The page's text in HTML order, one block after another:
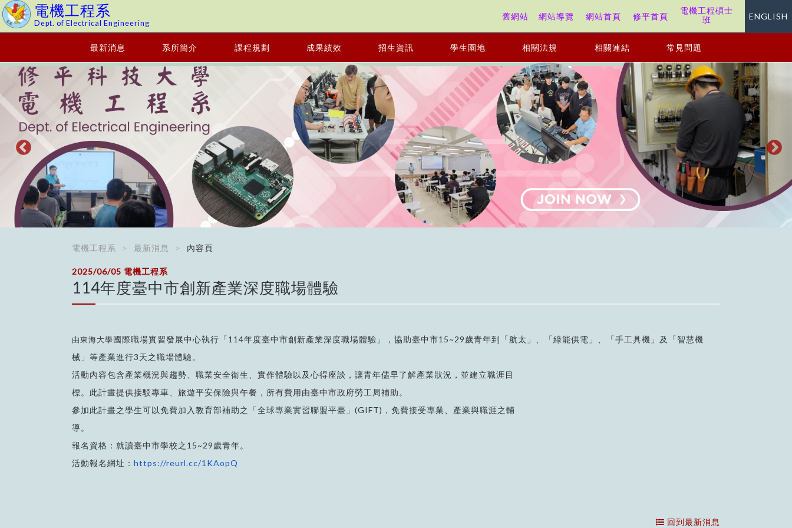
電機工程系
Dept. of Electrical Engineering
舊網站 網站導覽 網站首頁 修平首頁
電機工程碩士
班
ENGLISH
最新消息 系所簡介 課程規劃 成果績效 招生資訊 學生園地 相關法規 相關連結 常見問題
電機工程系 最新消息 內容頁
2025/06/05 電機工程系
114年度臺中市創新產業深度職場體驗
由東海大學國際職場實習發展中心執行「114年度臺中市創新產業深度職場體驗」，協助臺中市15~29歲青年到「航太」、「綠能供電」、「手工具機」及「智慧機
械」等產業進行3天之職場體驗。
活動內容包含產業概況與趨勢、職業安全衛生、實作體驗以及心得座談，讓青年儘早了解產業狀況，並建立職涯目
標。此計畫提供接駁專車、旅遊平安保險與午餐，所有費用由臺中市政府勞工局補助。
參加此計畫之學生可以免費加入教育部補助之「全球專業實習聯盟平臺」(GIFT)，免費接受專業、產業與職涯之輔
導。
報名資格：就讀臺中市學校之15~29歲青年。
活動報名網址： https://reurl.cc/1KAopQ
回到最新消息